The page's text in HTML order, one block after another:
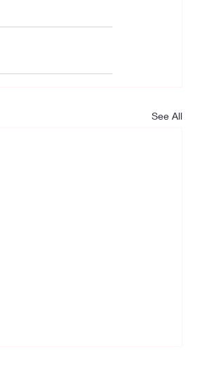
See All